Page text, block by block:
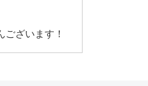
ざいます！